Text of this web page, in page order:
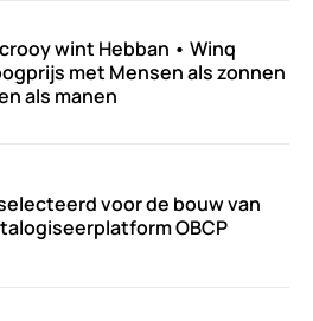
wint Hebban • Winq
met Mensen als zonnen
als manen
voor de bouw van
OBCP